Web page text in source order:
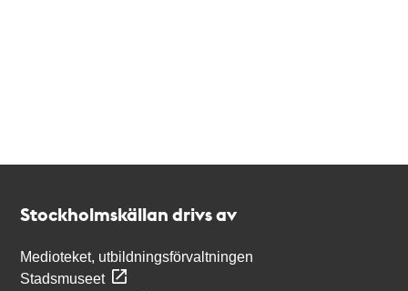
Stockholmskällan drivs av
Medioteket, utbildningsförvaltningen
Stadsmuseet